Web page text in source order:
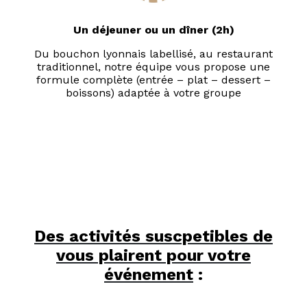
Un déjeuner ou un dîner (2h)
Du bouchon lyonnais labellisé, au restaurant
traditionnel, notre équipe vous propose une
formule complète (entrée – plat – dessert –
boissons) adaptée à votre groupe
Des activités suscpetibles de
vous plairent pour votre
événement :